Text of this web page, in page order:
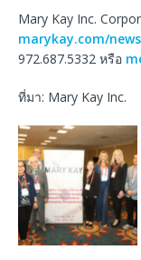
Mary Kay Inc.
marykay.com/
972.687.5332 หรือ
ที่มา: Mary Kay Inc.